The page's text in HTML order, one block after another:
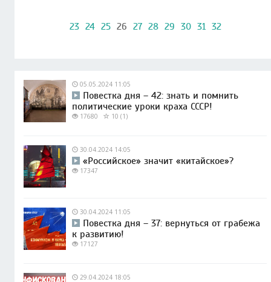
23 24 25 26 27 28 29 30 31 32
05.05.2024 11:05
Повестка дня – 42: знать и помнить
политические уроки краха СССР!
17680 10 (1)
30.04.2024 14:05
«Российское» значит «китайское»?
17347
30.04.2024 11:05
Повестка дня – 37: вернуться от грабежа
к развитию!
17127
29.04.2024 18:05